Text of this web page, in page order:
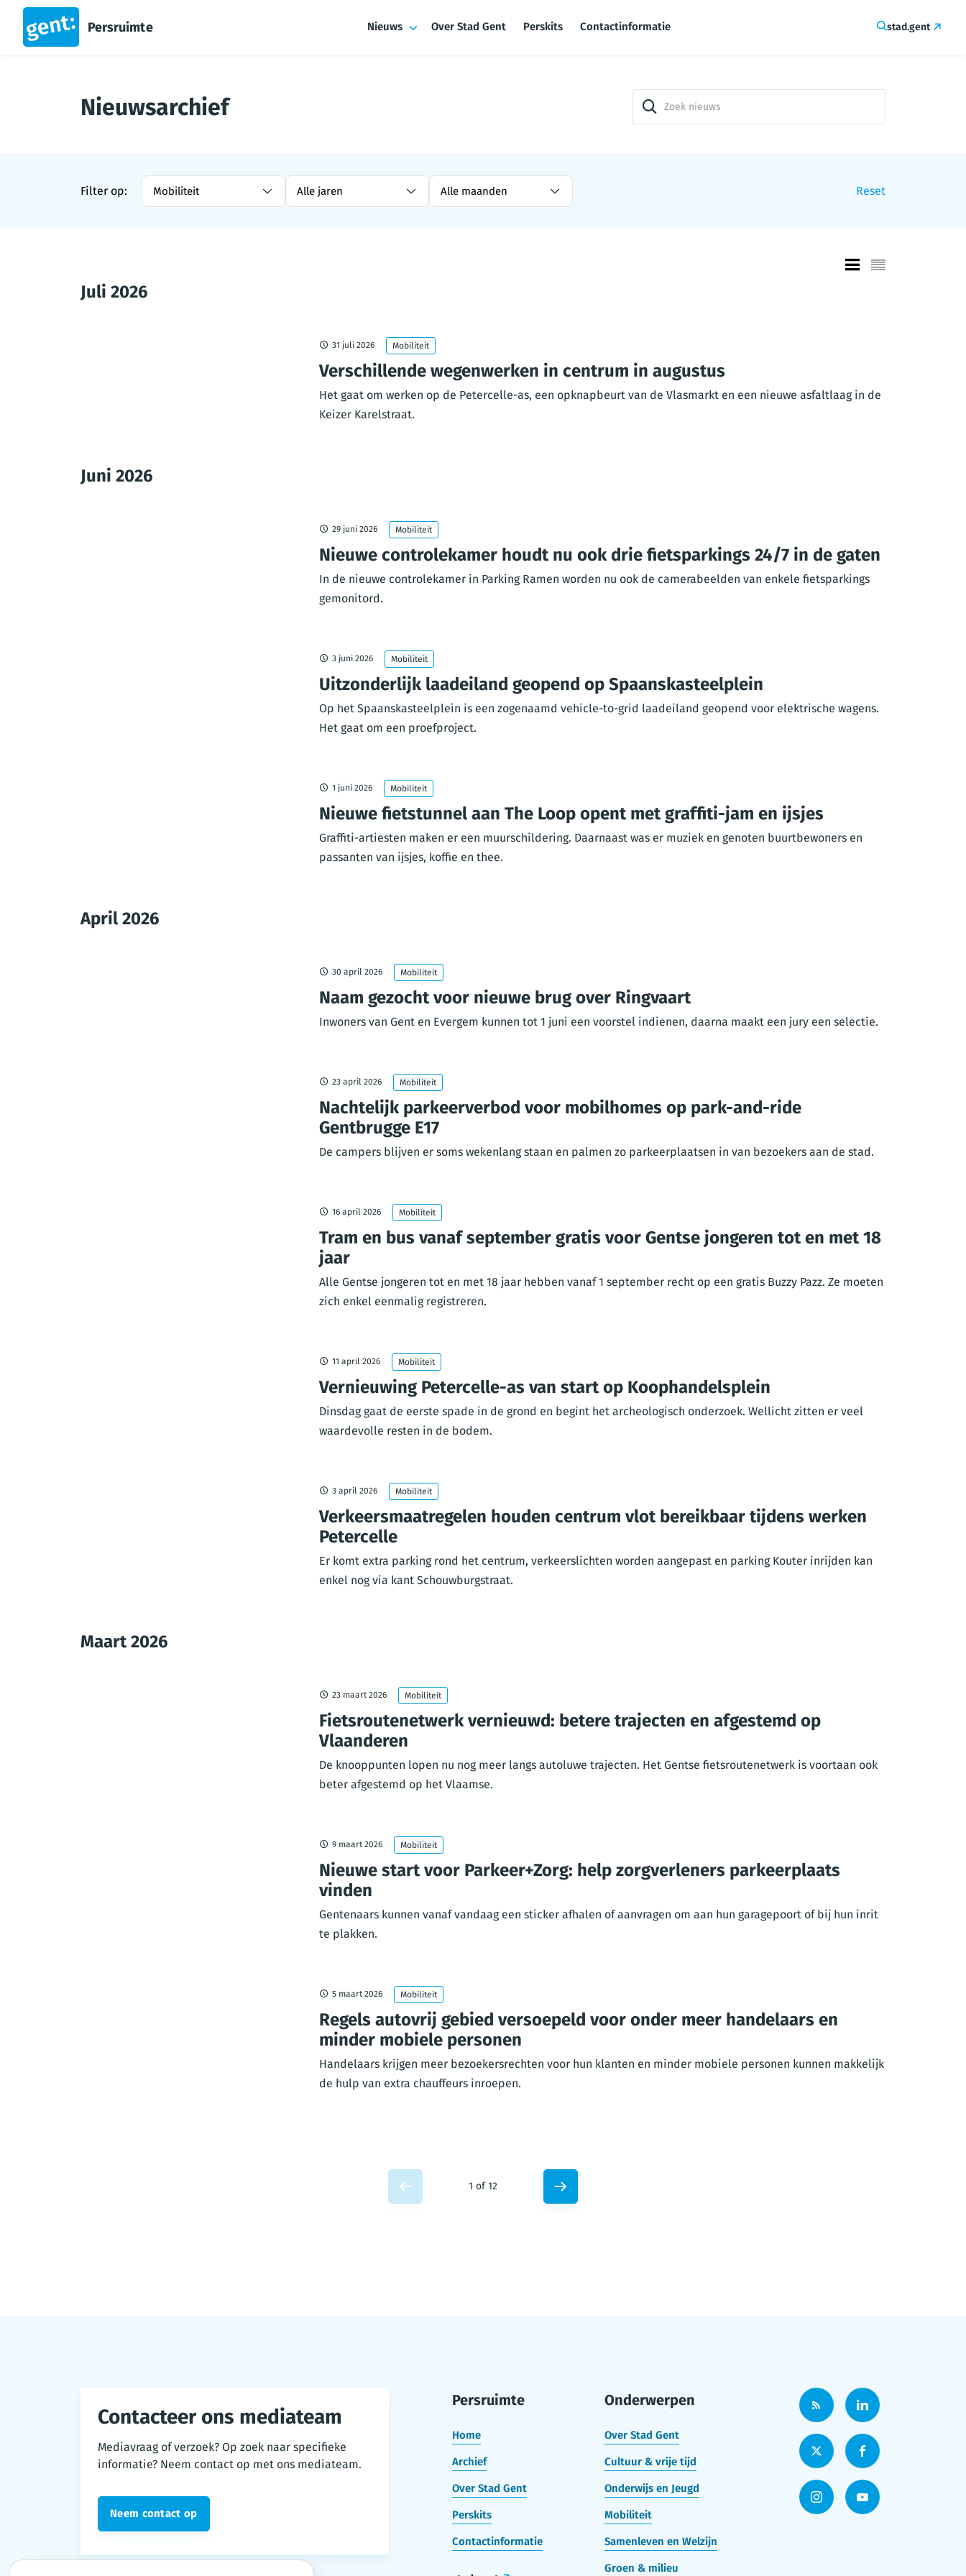
Persruimte Nieuws Over Stad Gent Perskits Contactinformatie stad.gent
Nieuwsarchief
Filter op: Mobiliteit Alle jaren Alle maanden Reset
Juli 2026
31 juli 2026 Mobiliteit
Verschillende wegenwerken in centrum in augustus
Het gaat om werken op de Petercelle-as, een opknapbeurt van de Vlasmarkt en een nieuwe asfaltlaag in de
Keizer Karelstraat.
Juni 2026
29 juni 2026 Mobiliteit
Nieuwe controlekamer houdt nu ook drie fietsparkings 24/7 in de gaten
In de nieuwe controlekamer in Parking Ramen worden nu ook de camerabeelden van enkele fietsparkings
gemonitord.
3 juni 2026 Mobiliteit
Uitzonderlijk laadeiland geopend op Spaanskasteelplein
Op het Spaanskasteelplein is een zogenaamd vehicle-to-grid laadeiland geopend voor elektrische wagens.
Het gaat om een proefproject.
1 juni 2026 Mobiliteit
Nieuwe fietstunnel aan The Loop opent met graffiti-jam en ijsjes
Graffiti-artiesten maken er een muurschildering. Daarnaast was er muziek en genoten buurtbewoners en
passanten van ijsjes, koffie en thee.
April 2026
30 april 2026 Mobiliteit
Naam gezocht voor nieuwe brug over Ringvaart
Inwoners van Gent en Evergem kunnen tot 1 juni een voorstel indienen, daarna maakt een jury een selectie.
23 april 2026 Mobiliteit
Nachtelijk parkeerverbod voor mobilhomes op park-and-ride
Gentbrugge E17
De campers blijven er soms wekenlang staan en palmen zo parkeerplaatsen in van bezoekers aan de stad.
16 april 2026 Mobiliteit
Tram en bus vanaf september gratis voor Gentse jongeren tot en met 18
jaar
Alle Gentse jongeren tot en met 18 jaar hebben vanaf 1 september recht op een gratis Buzzy Pazz. Ze moeten
zich enkel eenmalig registreren.
11 april 2026 Mobiliteit
Vernieuwing Petercelle-as van start op Koophandelsplein
Dinsdag gaat de eerste spade in de grond en begint het archeologisch onderzoek. Wellicht zitten er veel
waardevolle resten in de bodem.
3 april 2026 Mobiliteit
Verkeersmaatregelen houden centrum vlot bereikbaar tijdens werken
Petercelle
Er komt extra parking rond het centrum, verkeerslichten worden aangepast en parking Kouter inrijden kan
enkel nog via kant Schouwburgstraat.
Maart 2026
23 maart 2026 Mobiliteit
Fietsroutenetwerk vernieuwd: betere trajecten en afgestemd op
Vlaanderen
De knooppunten lopen nu nog meer langs autoluwe trajecten. Het Gentse fietsroutenetwerk is voortaan ook
beter afgestemd op het Vlaamse.
9 maart 2026 Mobiliteit
Nieuwe start voor Parkeer+Zorg: help zorgverleners parkeerplaats
vinden
Gentenaars kunnen vanaf vandaag een sticker afhalen of aanvragen om aan hun garagepoort of bij hun inrit
te plakken.
5 maart 2026 Mobiliteit
Regels autovrij gebied versoepeld voor onder meer handelaars en
minder mobiele personen
Handelaars krijgen meer bezoekersrechten voor hun klanten en minder mobiele personen kunnen makkelijk
de hulp van extra chauffeurs inroepen.
1 of 12
Contacteer ons mediateam
Mediavraag of verzoek? Op zoek naar specifieke
informatie? Neem contact op met ons mediateam.
Neem contact op
Persruimte
Home
Archief
Over Stad Gent
Perskits
Contactinformatie
Onderwerpen
Over Stad Gent
Cultuur & vrije tijd
Onderwijs en Jeugd
Mobiliteit
Samenleven en Welzijn
Groen & milieu